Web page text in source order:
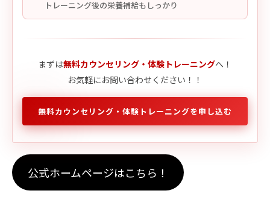
トレーニング後の栄養補給もしっかり
まずは無料カウンセリング・体験トレーニングへ！
お気軽にお問い合わせください！！
無料カウンセリング・体験トレーニングを申し込む
公式ホームページはこちら！